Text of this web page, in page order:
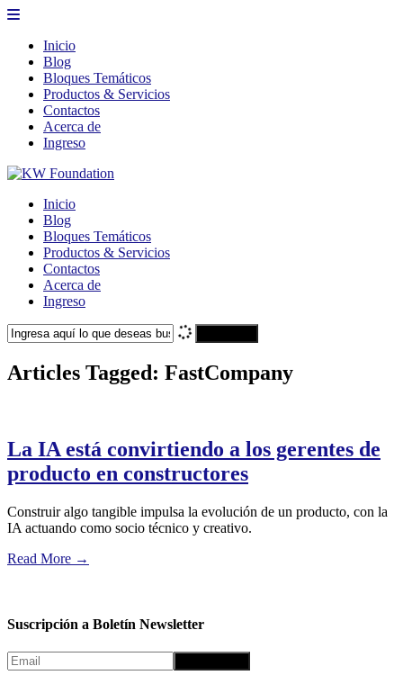
Inicio
Blog
Bloques Temáticos
Productos & Servicios
Contactos
Acerca de
Ingreso
Inicio
Blog
Bloques Temáticos
Productos & Servicios
Contactos
Acerca de
Ingreso
Articles Tagged: FastCompany
La IA está convirtiendo a los gerentes de
producto en constructores
Construir algo tangible impulsa la evolución de un producto, con la
IA actuando como socio técnico y creativo.
Read More →
Suscripción a Boletín Newsletter